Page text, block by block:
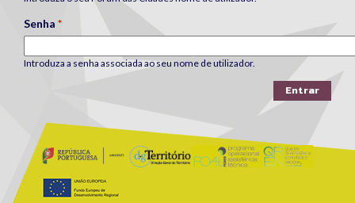
Senha *
Introduza a senha associada ao seu nome de utilizador.